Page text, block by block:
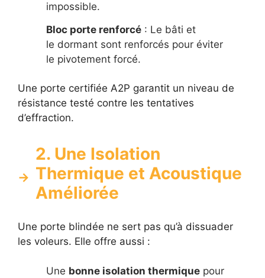
impossible.
Bloc porte renforcé : Le bâti et
le dormant sont renforcés pour éviter
le pivotement forcé.
Une porte certifiée A2P garantit un niveau de
résistance testé contre les tentatives
d’effraction.
2. Une Isolation
Thermique et Acoustique
Améliorée
Une porte blindée ne sert pas qu’à dissuader
les voleurs. Elle offre aussi :
Une bonne isolation thermique pour